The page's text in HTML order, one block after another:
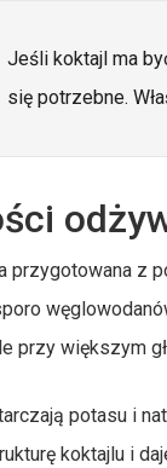
Jeśli koktajl ma
się potrzebne.
przygotowana z
przy większym
potasu i
koktajlu i